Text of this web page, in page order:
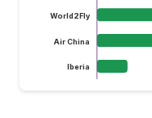
World2Fly
Air China
Iberia